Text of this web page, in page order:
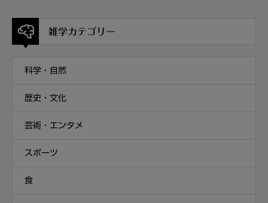
雑学カテゴリー
科学・自然
歴史・文化
芸術・エンタメ
スポーツ
食